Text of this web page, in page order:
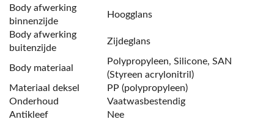
Body afwerking
binnenzijde
Hoogglans
Body afwerking
buitenzijde
Zijdeglans
Body materiaal
Polypropyleen, Silicone, SAN
(Styreen acrylonitril)
Materiaal deksel
PP (polypropyleen)
Onderhoud
Vaatwasbestendig
Antikleef
Nee